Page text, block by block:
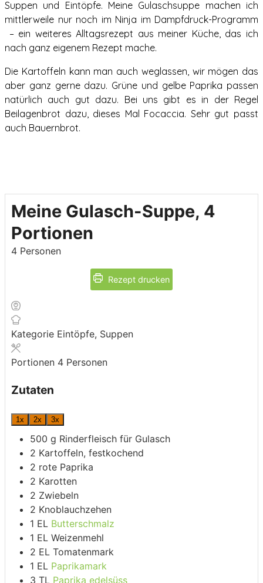
Suppen und Eintöpfe. Meine Gulaschsuppe machen ich
mittlerweile nur noch im Ninja im Dampfdruck-Programm
– ein weiteres Alltagsrezept aus meiner Küche, das ich
nach ganz eigenem Rezept mache.
Die Kartoffeln kann man auch weglassen, wir mögen das
aber ganz gerne dazu. Grüne und gelbe Paprika passen
natürlich auch gut dazu. Bei uns gibt es in der Regel
Beilagenbrot dazu, dieses Mal Focaccia. Sehr gut passt
auch Bauernbrot.
Meine Gulasch-Suppe, 4
Portionen
4 Personen
Rezept drucken
Kategorie Eintöpfe, Suppen
Portionen 4 Personen
Zutaten
1x 2x 3x
500 g Rinderfleisch für Gulasch
2 Kartoffeln, festkochend
2 rote Paprika
2 Karotten
2 Zwiebeln
2 Knoblauchzehen
1 EL Butterschmalz
1 EL Weizenmehl
2 EL Tomatenmark
1 EL Paprikamark
3 TL Paprika edelsüss